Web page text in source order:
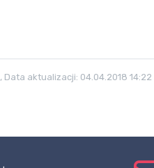
, Data aktualizacji: 04.04.2018 14:22